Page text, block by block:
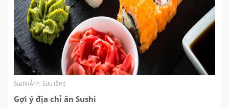
Sushi (Ảnh: Sưu tầm)
Gợi ý địa chỉ ăn Sushi